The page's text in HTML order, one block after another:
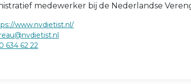
medewerker bij de Nederlandse
www.nvdietist.nl/
634 62 22